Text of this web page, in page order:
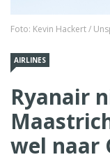
Foto: Kevin Hackert /
AIRLINES
Ryanair
wel naar